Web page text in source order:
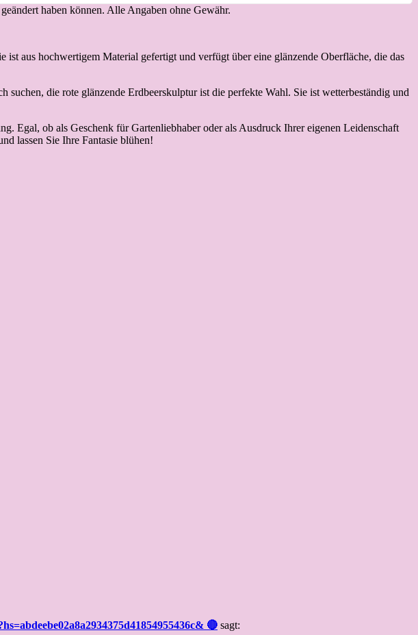
haben können. Alle Angaben ohne Gewähr.
aus hochwertigem Material gefertigt und verfügt über eine glänzende Oberfläche, die das
die rote glänzende Erdbeerskulptur ist die perfekte Wahl. Sie ist wetterbeständig und
Egal, ob als Geschenk für Gartenliebhaber oder als Ausdruck Ihrer eigenen Leidenschaft
lassen Sie Ihre Fantasie blühen!
🔴 sagt: